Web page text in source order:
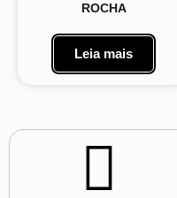
ROCHA
Leia mais